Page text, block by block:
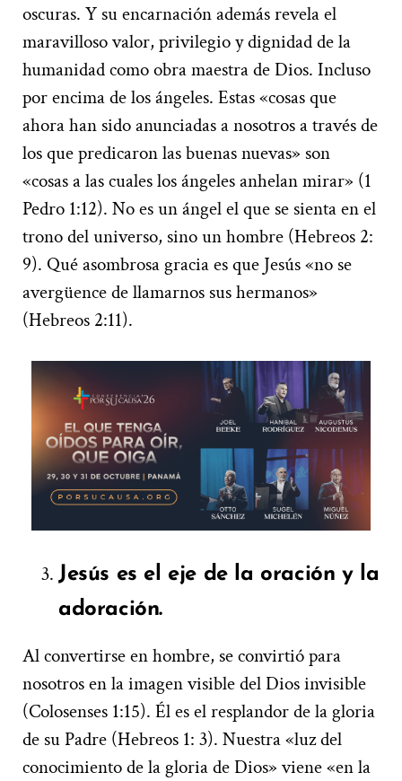
oscuras. Y su encarnación además revela el
maravilloso valor, privilegio y dignidad de la
humanidad como obra maestra de Dios. Incluso
por encima de los ángeles. Estas «cosas que
ahora han sido anunciadas a nosotros a través de
los que predicaron las buenas nuevas» son
«cosas a las cuales los ángeles anhelan mirar» (1
Pedro 1:12). No es un ángel el que se sienta en el
trono del universo, sino un hombre (Hebreos 2:
9). Qué asombrosa gracia es que Jesús «no se
avergüence de llamarnos sus hermanos»
(Hebreos 2:11).
Jesús es el eje de la oración y la
adoración.
Al convertirse en hombre, se convirtió para
nosotros en la imagen visible del Dios invisible
(Colosenses 1:15). Él es el resplandor de la gloria
de su Padre (Hebreos 1: 3). Nuestra «luz del
conocimiento de la gloria de Dios» viene «en la